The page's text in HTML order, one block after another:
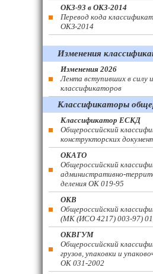
ОКЗ-93 в ОКЗ-2014
Перевод кода
ОКЗ-2014
Изменения
Изменения 2026
Лента вступивших в силу
классификаторов
Классификаторы
Классификатор ЕСКД
Общероссийский
конструкторских
ОКАТО
Общероссийский
административно-
деления ОК 019-95
ОКВ
Общероссийский
(МК (ИСО 4217) 003-97)
ОКВГУМ
Общероссийский
грузов, упаковки и
ОК 031-2002